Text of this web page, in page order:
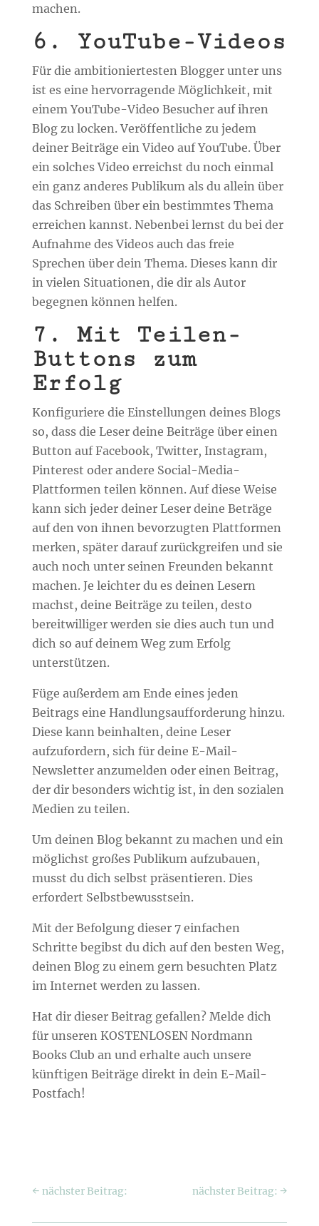
machen.
6. YouTube-Videos
Für die ambitioniertesten Blogger unter uns
ist es eine hervorragende Möglichkeit, mit
einem YouTube-Video Besucher auf ihren
Blog zu locken. Veröffentliche zu jedem
deiner Beiträge ein Video auf YouTube. Über
ein solches Video erreichst du noch einmal
ein ganz anderes Publikum als du allein über
das Schreiben über ein bestimmtes Thema
erreichen kannst. Nebenbei lernst du bei der
Aufnahme des Videos auch das freie
Sprechen über dein Thema. Dieses kann dir
in vielen Situationen, die dir als Autor
begegnen können helfen.
7. Mit Teilen-
Buttons zum
Erfolg
Konfiguriere die Einstellungen deines Blogs
so, dass die Leser deine Beiträge über einen
Button auf Facebook, Twitter, Instagram,
Pinterest oder andere Social-Media-
Plattformen teilen können. Auf diese Weise
kann sich jeder deiner Leser deine Beträge
auf den von ihnen bevorzugten Plattformen
merken, später darauf zurückgreifen und sie
auch noch unter seinen Freunden bekannt
machen. Je leichter du es deinen Lesern
machst, deine Beiträge zu teilen, desto
bereitwilliger werden sie dies auch tun und
dich so auf deinem Weg zum Erfolg
unterstützen.
Füge außerdem am Ende eines jeden
Beitrags eine Handlungsaufforderung hinzu.
Diese kann beinhalten, deine Leser
aufzufordern, sich für deine E-Mail-
Newsletter anzumelden oder einen Beitrag,
der dir besonders wichtig ist, in den sozialen
Medien zu teilen.
Um deinen Blog bekannt zu machen und ein
möglichst großes Publikum aufzubauen,
musst du dich selbst präsentieren. Dies
erfordert Selbstbewusstsein.
Mit der Befolgung dieser 7 einfachen
Schritte begibst du dich auf den besten Weg,
deinen Blog zu einem gern besuchten Platz
im Internet werden zu lassen.
Hat dir dieser Beitrag gefallen? Melde dich
für unseren KOSTENLOSEN Nordmann
Books Club an und erhalte auch unsere
künftigen Beiträge direkt in dein E-Mail-
Postfach!
← nächster Beitrag: nächster Beitrag: →